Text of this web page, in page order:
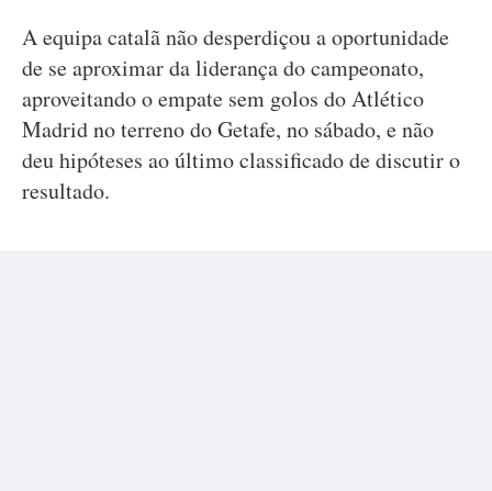
A equipa catalã não desperdiçou a oportunidade
de se aproximar da liderança do campeonato,
aproveitando o empate sem golos do Atlético
Madrid no terreno do Getafe, no sábado, e não
deu hipóteses ao último classificado de discutir o
resultado.